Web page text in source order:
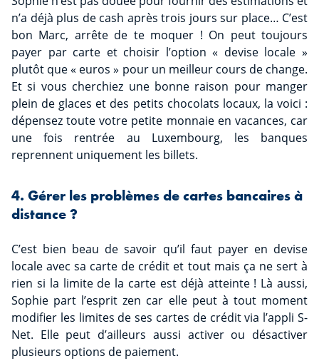
n’a déjà plus de cash après trois jours sur place… C’est
bon Marc, arrête de te moquer ! On peut toujours
payer par carte et choisir l’option « devise locale »
plutôt que « euros » pour un meilleur cours de change.
Et si vous cherchiez une bonne raison pour manger
plein de glaces et des petits chocolats locaux, la voici :
dépensez toute votre petite monnaie en vacances, car
une fois rentrée au Luxembourg, les banques
reprennent uniquement les billets.
4. Gérer les problèmes de cartes bancaires à
distance ?
C’est bien beau de savoir qu’il faut payer en devise
locale avec sa carte de crédit et tout mais ça ne sert à
rien si la limite de la carte est déjà atteinte ! Là aussi,
Sophie part l’esprit zen car elle peut à tout moment
modifier les limites de ses cartes de crédit via l’appli S-
Net. Elle peut d’ailleurs aussi activer ou désactiver
plusieurs options de paiement.